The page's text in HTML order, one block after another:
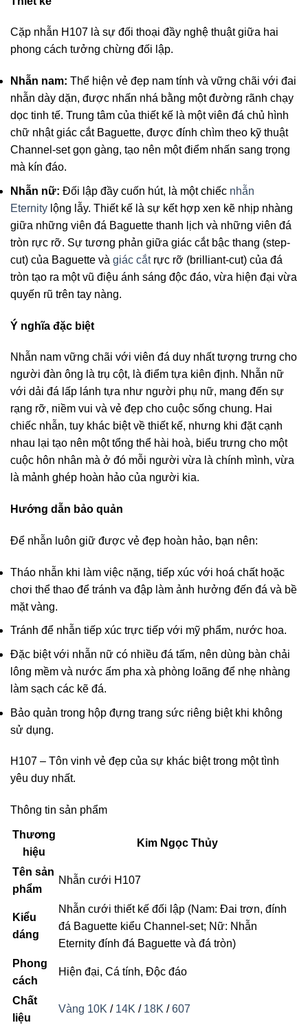
Cặp nhẫn H107 là sự đối thoại đầy nghệ thuật giữa hai
phong cách tưởng chừng đối lập.
Nhẫn nam: Thể hiện vẻ đẹp nam tính và vững chãi với đai
nhẫn dày dặn, được nhấn nhá bằng một đường rãnh chạy
dọc tinh tế. Trung tâm của thiết kế là một viên đá chủ hình
chữ nhật giác cắt Baguette, được đính chìm theo kỹ thuật
Channel-set gọn gàng, tạo nên một điểm nhấn sang trọng
mà kín đáo.
Nhẫn nữ: Đối lập đầy cuốn hút, là một chiếc nhẫn
Eternity lộng lẫy. Thiết kế là sự kết hợp xen kẽ nhịp nhàng
giữa những viên đá Baguette thanh lịch và những viên đá
tròn rực rỡ. Sự tương phản giữa giác cắt bậc thang (step-
cut) của Baguette và giác cắtrực rỡ (brilliant-cut) của đá
tròn tạo ra một vũ điệu ánh sáng độc đáo, vừa hiện đại vừa
quyến rũ trên tay nàng.
Ý nghĩa đặc biệt
Nhẫn nam vững chãi với viên đá duy nhất tượng trưng cho
người đàn ông là trụ cột, là điểm tựa kiên định. Nhẫn nữ
với dải đá lấp lánh tựa như người phụ nữ, mang đến sự
rạng rỡ, niềm vui và vẻ đẹp cho cuộc sống chung. Hai
chiếc nhẫn, tuy khác biệt về thiết kế, nhưng khi đặt cạnh
nhau lại tạo nên một tổng thể hài hoà, biểu trưng cho một
cuộc hôn nhân mà ở đó mỗi người vừa là chính mình, vừa
là mảnh ghép hoàn hảo của người kia.
Hướng dẫn bảo quản
Để nhẫn luôn giữ được vẻ đẹp hoàn hảo, bạn nên:
Tháo nhẫn khi làm việc nặng, tiếp xúc với hoá chất hoặc
chơi thể thao để tránh va đập làm ảnh hưởng đến đá và bề
mặt vàng.
Tránh để nhẫn tiếp xúc trực tiếp với mỹ phẩm, nước hoa.
Đặc biệt với nhẫn nữ có nhiều đá tấm, nên dùng bàn chải
lông mềm và nước ấm pha xà phòng loãng để nhẹ nhàng
làm sạch các kẽ đá.
Bảo quản trong hộp đựng trang sức riêng biệt khi không
sử dụng.
H107 – Tôn vinh vẻ đẹp của sự khác biệt trong một tình
yêu duy nhất.
Thông tin sản phẩm
Thương
hiệu
Kim Ngọc Thủy
Tên sản
phẩm
Nhẫn cưới H107
Kiểu
dáng
Nhẫn cưới thiết kế đối lập (Nam: Đai trơn, đính
đá Baguette kiểu Channel-set; Nữ: Nhẫn
Eternity đính đá Baguette và đá tròn)
Phong
cách
Hiện đại, Cá tính, Độc đáo
Chất
liệu
Vàng 10K / 14K / 18K /607